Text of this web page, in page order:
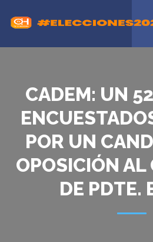
CADEM: UN
POR UN
OPOSICIÓN AL
DE PDTE.